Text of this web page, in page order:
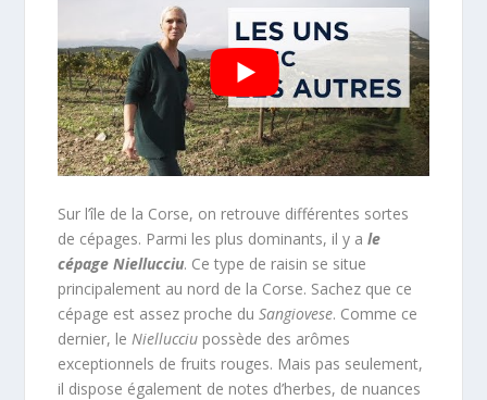
Sur l’île de la Corse, on retrouve différentes sortes
de cépages. Parmi les plus dominants, il y ale
cépage Niellucciu. Ce type de raisin se situe
principalement au nord de la Corse. Sachez que ce
cépage est assez proche duSangiovese. Comme ce
dernier, le Niellucciu possède des arômes
exceptionnels de fruits rouges. Mais pas seulement,
il dispose également de notes d’herbes, de nuances